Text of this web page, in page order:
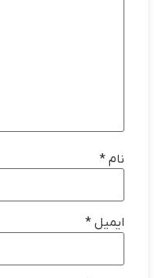
نام *
ایمیل *